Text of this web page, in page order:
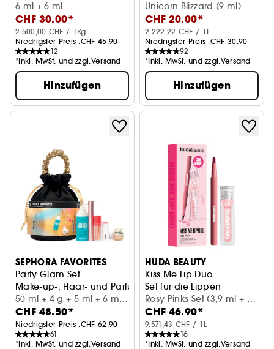
6 ml + 6 ml
CHF 30.00*
2.500,00 CHF / 1Kg
Niedrigster Preis :CHF 45.90
12
*Inkl. MwSt. und zzgl.Versand
Hinzufügen
Unicorn Blizzard (9 ml)
CHF 20.00*
2.222,22 CHF / 1L
Niedrigster Preis :CHF 30.90
92
*Inkl. MwSt. und zzgl.Versand
Hinzufügen
SEPHORA FAVORITES
Party Glam Set
Make-up-, Haar- und Parfum-Set
50 ml + 4 g + 5 ml + 6 ml
+ 8 ml
CHF 48.50*
Niedrigster Preis :CHF 62.90
61
*Inkl. MwSt. und zzgl.Versand
HUDA BEAUTY
Kiss Me Lip Duo
Set für die Lippen
Rosy Pinks Set (3,9 ml + 1
ml)
CHF 46.90*
9.571,43 CHF / 1L
16
*Inkl. MwSt. und zzgl.Versand